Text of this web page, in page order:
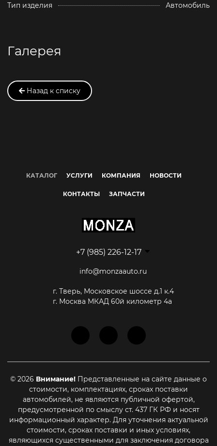
Тип изделия
Автомобиль
Галерея
Назад к списку
КАТАЛОГ УСЛУГИ КОМПАНИЯ НОВОСТИ
КОНТАКТЫ ЗАПЧАСТИ
+7 (985) 226-12-17
info@monzaauto.ru
г. Тверь, Московское шоссе д.1 к.4
г. Москва МКАД 60й километр 4а
© 2026 Внимание! Представленные на сайте данные о
стоимости, комплектациях, сроках поставки
автомобилей, не являются публичной офертой,
предусмотренной по смыслу ст. 437 ГК РФ и носят
информационный характер. Для уточнения актуальной
стоимости, сроках поставки и иных условиях,
являющихся существенными для заключения договора
Этот сайт использует cookie-файлы, чтобы помочь Вам в
навигации, а также для предоставления лучшего